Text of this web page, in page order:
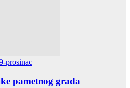
prosinac
pametnog grada